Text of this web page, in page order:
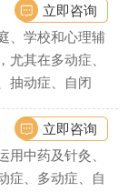
、学校和心理辅
尤其在多动症、
抽动症、自闭
下、精神发育迟
著。
立即咨询
用中药及针灸、
症、多动症、自
立即咨询